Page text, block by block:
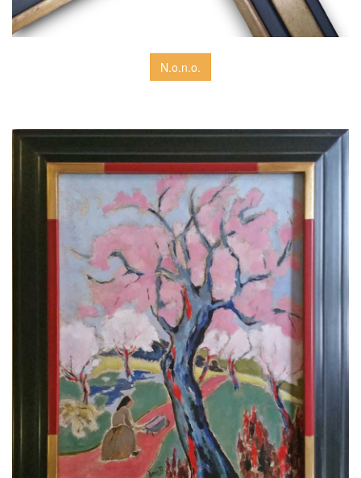
N.o.n.o.